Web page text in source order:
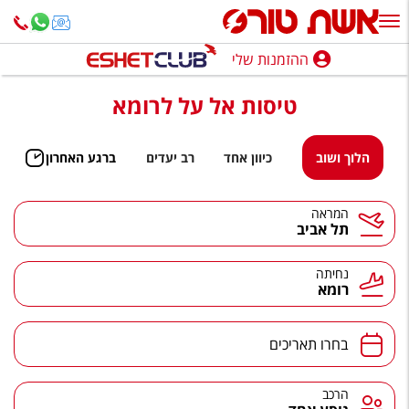
ההזמנות שלי
חופשה לפי סגנון
מלונות באילת
טיולים מאורגנים
סגנונות טיול
חבילות נופש
הרגע האחרון
חבילות בריאות וספא
ההזמנות שלי
טיסות אל על לרומא
הלוך ושוב כיוון אחד רב יעדים ברגע האחרון
המראה
תל אביב
נחיתה
רומא
בחרו תאריכים
הרכב